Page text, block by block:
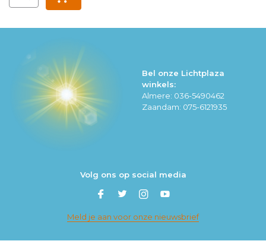
Bel onze Lichtplaza
winkels:
Almere: 036-5490462
Zaandam: 075-6121935
Volg ons op social media
Meld je aan voor onze nieuwsbrief